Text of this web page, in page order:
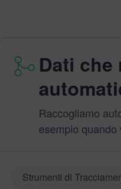
Dati che
Raccogliamo
esempio
Strumenti di